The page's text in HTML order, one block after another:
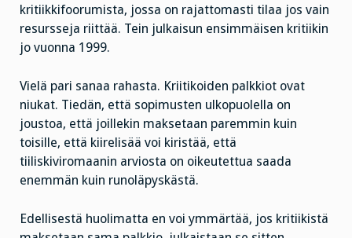
kritiikkifoorumista, jossa on rajattomasti tilaa jos vain
resursseja riittää. Tein julkaisun ensimmäisen kritiikin
jo vuonna 1999.
Vielä pari sanaa rahasta. Kriitikoiden palkkiot ovat
niukat. Tiedän, että sopimusten ulkopuolella on
joustoa, että joillekin maksetaan paremmin kuin
toisille, että kiirelisää voi kiristää, että
tiiliskiviromaanin arviosta on oikeutettua saada
enemmän kuin runoläpyskästä.
Edellisestä huolimatta en voi ymmärtää, jos kritiikistä